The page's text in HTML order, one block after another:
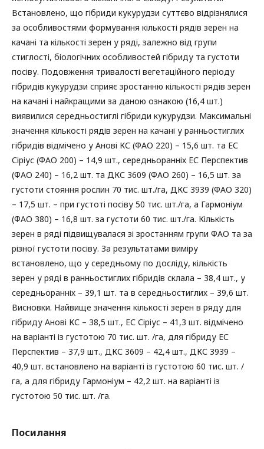
Встановлено, що гібриди кукурудзи суттєво відрізнялися
за особливостями формування кількості рядів зерен на
качані та кількості зерен у ряді, залежно від групи
стиглості, біологічних особливостей гібриду та густоти
посіву. Подовження тривалості вегетаційного періоду
гібридів кукурудзи сприяє зростанню кількості рядів зерен
на качані і найкращими за даною ознакою (16,4 шт.)
виявилися середньостиглі гібриди кукурудзи. Максимальні
значення кількості рядів зерен на качані у ранньостиглих
гібридів відмічено у Анові КС (ФАО 220) – 15,6 шт. та ЕС
Сіріус (ФАО 200) – 14,9 шт., середньоранніх ЕС Перспектив
(ФАО 240) – 16,2 шт. та ДКС 3609 (ФАО 260) – 16,5 шт. за
густоти стояння рослин 70 тис. шт./га, ДКС 3939 (ФАО 320)
– 17,5 шт. – при густоті посіву 50 тис. шт./га, а Гармоніум
(ФАО 380) – 16,8 шт. за густоти 60 тис. шт./га. Кількість
зерен в ряді підвищувалася зі зростанням групи ФАО та за
різної густоти посіву. За результатами виміру
встановлено, що у середньому по досліду, кількість
зерен у ряді в ранньостиглих гібридів склала – 38,4 шт., у
середньоранніх – 39,1 шт. та в середньостиглих – 39,6 шт.
Висновки. Найвище значення кількості зерен в ряду для
гібриду Анові КС – 38,5 шт., ЕС Сіріус – 41,3 шт. відмічено
на варіанті із густотою 70 тис. шт. /га, для гібриду ЕС
Перспектив – 37,9 шт., ДКС 3609 – 42,4 шт., ДКС 3939 –
40,9 шт. встановлено на варіанті із густотою 60 тис. шт. /
га, а для гібриду Гармоніум – 42,2 шт. на варіанті із
густотою 50 тис. шт. /га.
Посилання